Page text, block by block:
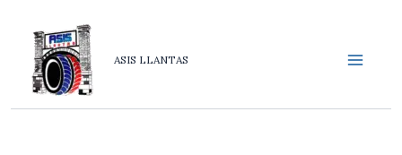
contenido
ASIS LLANTAS